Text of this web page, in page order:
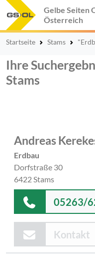
Gelbe Seiten
Österreich
Startseite Stams
Ihre
Stams
Andreas
Erdbau
Dorfstraße 30
6422 Stams
05263/
Kontakt